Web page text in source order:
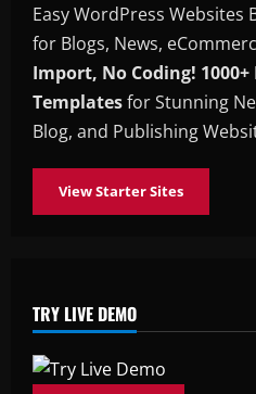
Easy WordPress Websites
for Blogs, News,
Import, No Coding! 1000+
Templatesfor Stunning
Blog, and Publishing
View Starter Sites
TRY LIVE DEMO